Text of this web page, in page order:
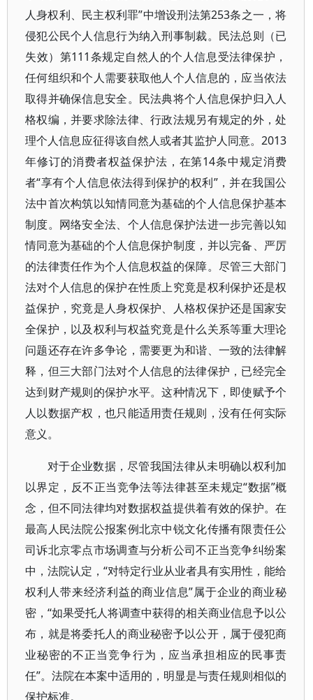
人身权利、民主权利罪”中增设刑法第253条之一，将
侵犯公民个人信息行为纳入刑事制裁。民法总则（已
失效）第111条规定自然人的个人信息受法律保护，
任何组织和个人需要获取他人个人信息的，应当依法
取得并确保信息安全。民法典将个人信息保护归入人
格权编，并要求除法律、行政法规另有规定的外，处
理个人信息应征得该自然人或者其监护人同意。2013
年修订的消费者权益保护法，在第14条中规定消费
者“享有个人信息依法得到保护的权利”，并在我国公
法中首次构筑以知情同意为基础的个人信息保护基本
制度。网络安全法、个人信息保护法进一步完善以知
情同意为基础的个人信息保护制度，并以完备、严厉
的法律责任作为个人信息权益的保障。尽管三大部门
法对个人信息的保护在性质上究竟是权利保护还是权
益保护，究竟是人身权保护、人格权保护还是国家安
全保护，以及权利与权益究竟是什么关系等重大理论
问题还存在许多争论，需要更为和谐、一致的法律解
释，但三大部门法对个人信息的法律保护，已经完全
达到财产规则的保护水平。这种情况下，即使赋予个
人以数据产权，也只能适用责任规则，没有任何实际
意义。
对于企业数据，尽管我国法律从未明确以权利加
以界定，反不正当竞争法等法律甚至未规定“数据”概
念，但不同法律均对数据权益提供着有效的保护。在
最高人民法院公报案例北京中锐文化传播有限责任公
司诉北京零点市场调查与分析公司不正当竞争纠纷案
中，法院认定，“对特定行业从业者具有实用性，能给
权利人带来经济利益的商业信息”属于企业的商业秘
密，“如果受托人将调查中获得的相关商业信息予以公
布，就是将委托人的商业秘密予以公开，属于侵犯商
业秘密的不正当竞争行为，应当承担相应的民事责
任”。法院在本案中适用的，明显是与责任规则相似的
保护标准。